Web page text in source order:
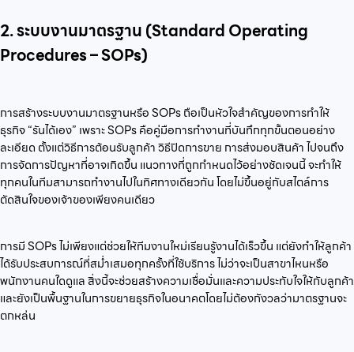
2. ระบบงานมาตรฐาน (Standard Operating
Procedures – SOPs)
การสร้างระบบงานมาตรฐานหรือ SOPs ถือเป็นหัวใจสำคัญของการทำให้
ธุรกิจ “รันได้เอง” เพราะ SOPs คือคู่มือการทำงานที่บันทึกทุกขั้นตอนอย่าง
ละเอียด ตั้งแต่วิธีการต้อนรับลูกค้า วิธีปิดการขาย การส่งมอบสินค้า ไปจนถึง
การจัดการปัญหาที่อาจเกิดขึ้น แนวทางที่ถูกกำหนดไว้อย่างชัดเจนนี้ จะทำให้
ทุกคนในทีมสามารถทำงานไปในทิศทางเดียวกัน โดยไม่ขึ้นอยู่กับสไตล์การ
ตัดสินใจของเจ้าของเพียงคนเดียว
การมี SOPs ไม่เพียงแต่ช่วยให้ทีมงานใหม่เรียนรู้งานได้เร็วขึ้น แต่ยังทำให้ลูกค้า
ได้รับประสบการณ์ที่สม่ำเสมอทุกครั้งที่ใช้บริการ ไม่ว่าจะเป็นสาขาไหนหรือ
พนักงานคนใดดูแล สิ่งนี้จะช่วยสร้างความเชื่อมั่นและความประทับใจให้กับลูกค้า
และยังเป็นพื้นฐานในการขยายธุรกิจในอนาคตโดยไม่ต้องกังวลว่ามาตรฐานจะ
ตกหล่น